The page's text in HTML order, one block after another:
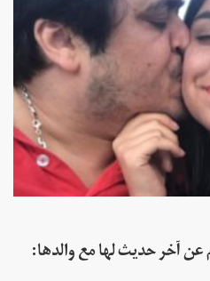
عن آخر حديث لها مع والدها: